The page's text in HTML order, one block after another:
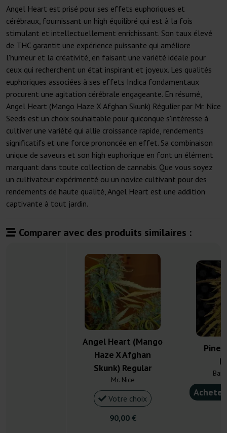
Angel Heart est prisé pour ses effets euphoriques et
cérébraux, fournissant un high équilibré qui est à la fois
stimulant et intellectuellement enrichissant. Son taux élevé
de THC garantit une expérience puissante qui améliore
l'humeur et la créativité, en faisant une variété idéale pour
ceux qui recherchent un état inspirant et joyeux. Les qualités
euphoriques associées à ses effets Indica fondamentaux
procurent une agitation cérébrale engageante. En résumé,
Angel Heart (Mango Haze X Afghan Skunk) Régulier par Mr. Nice
Seeds est un choix souhaitable pour quiconque s'intéresse à
cultiver une variété qui allie croissance rapide, rendements
significatifs et une force prononcée en effet. Sa combinaison
unique de saveurs et son high euphorique en font un élément
marquant dans toute collection de cannabis. Que vous soyez
un cultivateur expérimenté ou un novice cultivant pour des
rendements de haute qualité, Angel Heart est une addition
captivante à tout jardin.
Comparer avec des produits similaires :
Angel Heart (Mango
Haze X Afghan
Skunk) Regular
Mr. Nice
Votre choix
90,00 €